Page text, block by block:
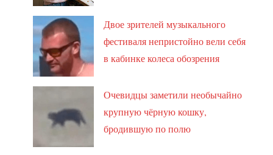
Двое зрителей музыкального
фестиваля непристойно вели себя
в кабинке колеса обозрения
Очевидцы заметили необычайно
крупную чёрную кошку,
бродившую по полю